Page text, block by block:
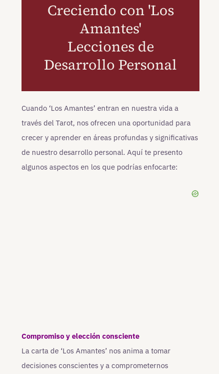
Creciendo con 'Los
Amantes'
Lecciones de
Desarrollo Personal
Cuando ‘Los Amantes’ entran en nuestra vida a
través del Tarot, nos ofrecen una oportunidad para
crecer y aprender en áreas profundas y significativas
de nuestro desarrollo personal. Aquí te presento
algunos aspectos en los que podrías enfocarte:
Compromiso y elección consciente
La carta de ‘Los Amantes’ nos anima a tomar
decisiones conscientes y a comprometernos